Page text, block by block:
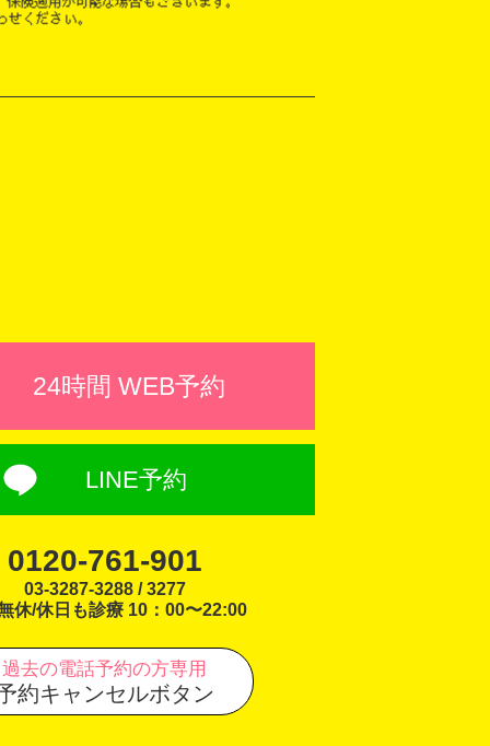
24時間 WEB予約
LINE予約
0120-761-901
03-3287-3288 / 3277
休/休日も診療 10：00〜22:00
過去の電話予約の方専用
約キャンセルボタン